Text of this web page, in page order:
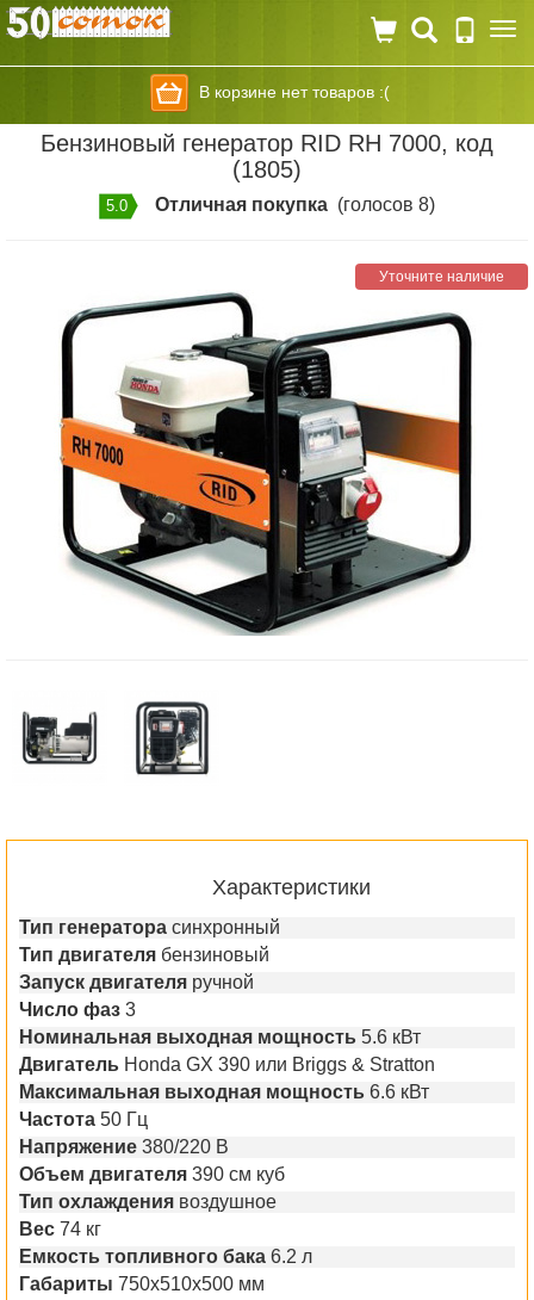
В корзине нет товаров :(
Бензиновый генератор RID RH 7000, код
(1805)
5.0 Отличная покупка (голосов 8)
Уточните наличие
Характеристики
Тип генератора синхронный
Тип двигателя бензиновый
Запуск двигателя ручной
Число фаз 3
Номинальная выходная мощность 5.6 кВт
Двигатель Honda GX 390 или Briggs & Stratton
Максимальная выходная мощность 6.6 кВт
Частота 50 Гц
Напряжение 380/220 В
Объем двигателя 390 см куб
Тип охлаждения воздушное
Вес 74 кг
Емкость топливного бака 6.2 л
Габариты 750x510x500 мм